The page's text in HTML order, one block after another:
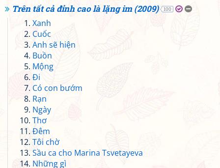
Trên tất cả đỉnh cao là lặng im (2009) 100
Xanh
Cuốc
Anh sẽ hiện
Buồn
Mộng
Đi
Có con bướm
Rạn
Ngày
Thơ
Đêm
Tôi chờ
Sầu ca cho Marina Tsvetayeva
Những gì